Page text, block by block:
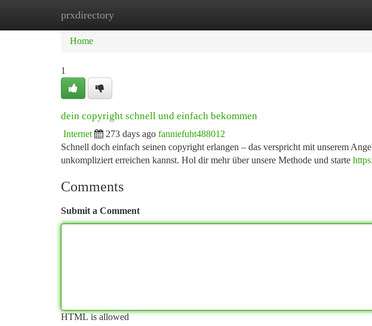
prxdirectory
Home
Home
1
dein copyright schnell und einfach bekommen
Internet 273 days ago fanniefuht488012
Schnell doch einfach seinen copyright erlangen – das verspricht mit unserem
unkompliziert erreichen kannst. Hol dir mehr über unsere Methode und starte
Comments
Submit a Comment
HTML is allowed